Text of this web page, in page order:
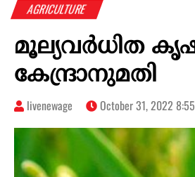
AGRICULTURE
മൂല്യവർധിത
കേന്ദ്രാനുമതി
livenewage October 31, 2022